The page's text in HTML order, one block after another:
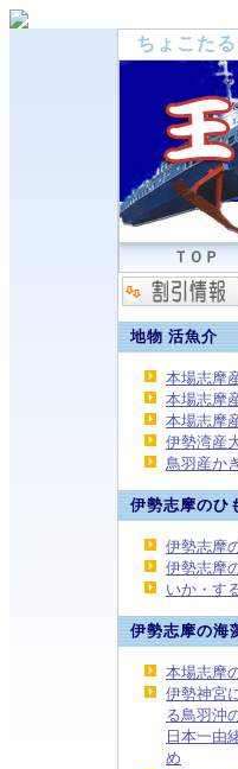
ちょこた
ＴＯＰ
地物 活魚介
本場志摩
本場志摩
本場志摩
伊勢湾産
鳥羽産か
伊勢志摩のひ
伊勢志摩
伊勢志摩
いか・す
伊勢志摩の海
本場志摩
伊勢神宮
る鳥羽沖
日本一由
め